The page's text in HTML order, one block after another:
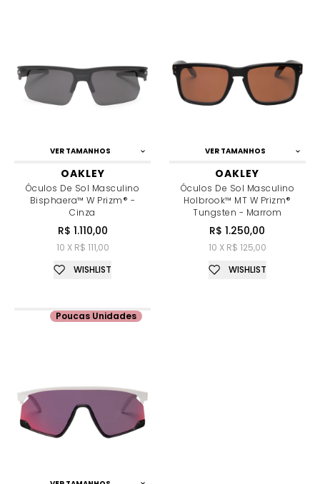
VER TAMANHOS
OAKLEY
Óculos De Sol Masculino
Bisphaera™ W Prizm® -
Cinza
R$ 1.110,00
10 X R$ 111,00
WISHLIST
VER TAMANHOS
OAKLEY
Óculos De Sol Masculino
Holbrook™ MT W Prizm®
Tungsten - Marrom
R$ 1.250,00
10 X R$ 125,00
WISHLIST
Poucas Unidades